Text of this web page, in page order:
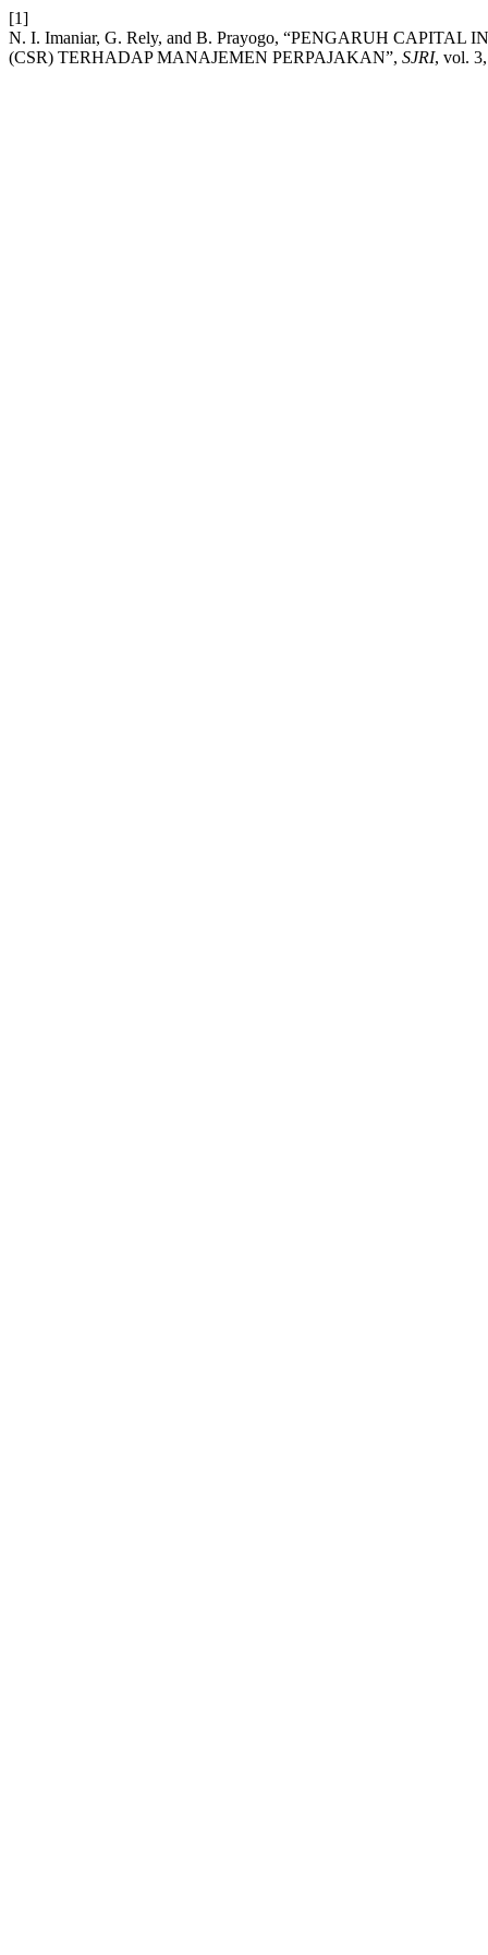
[1]
N. I. Imaniar, G. Rely, and B. Prayogo, “PENGARUH
(CSR) TERHADAP MANAJEMEN PERPAJAKAN”, SJRI, vol.